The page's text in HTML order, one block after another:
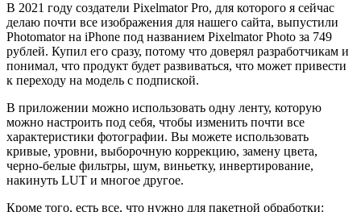
В 2021 году создатели Pixelmator Pro, для которого я сейчас
делаю почти все изображения для нашего сайта, выпустили
Photomator на iPhone под названием Pixelmator Photo за 749
рублей. Купил его сразу, потому что доверял разработчикам и
понимал, что продукт будет развиваться, что может привести
к переходу на модель с подпиской.
В приложении можно использовать одну ленту, которую
можно настроить под себя, чтобы изменить почти все
характеристики фотографии. Вы можете использовать
кривые, уровни, выборочную коррекцию, замену цвета,
черно-белые фильтры, шум, виньетку, инвертирование,
накинуть LUT и многое другое.
Кроме того, есть все, что нужно для пакетной обработки: